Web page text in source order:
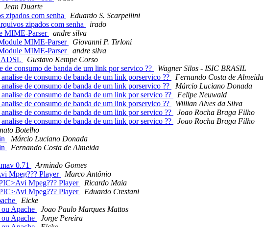
Jean Duarte
zipados com senha
Eduardo S. Scarpellini
zipados com senha
irado
MIME-Parser
andre silva
MIME-Parser
Giovanni P. Tirloni
MIME-Parser
andre silva
ADSL
Gustavo Kempe Corso
consumo de banda de um link por servico ??
Wagner Silos - ISIC BRASIL
de consumo de banda de um link porservico ??
Fernando Costa de Almeida
de consumo de banda de um link porservico ??
Márcio Luciano Donada
de consumo de banda de um link por servico ??
Felipe Neuwald
de consumo de banda de um link porservico ??
Willian Alves da Silva
de consumo de banda de um link por servico ??
Joao Rocha Braga Filho
de consumo de banda de um link por servico ??
Joao Rocha Braga Filho
Botelho
Márcio Luciano Donada
Fernando Costa de Almeida
0.71
Armindo Gomes
Mpeg??? Player
Marco Antônio
Mpeg??? Player
Ricardo Maia
Mpeg??? Player
Eduardo Crestani
Eicke
Apache
Joao Paulo Marques Mattos
Apache
Jorge Pereira